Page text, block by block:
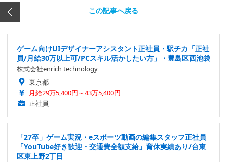
この記事へ戻る
ゲーム向けUIデザイナーアシスタント正社員・駅チカ「正社
員/月給30万以上可/PCスキル活かしたい方」・豊島区西池袋
株式会社enrich technology
東京都
月給29万5,400円～43万5,400円
正社員
「27卒」ゲーム実況・eスポーツ動画の編集スタッフ正社員
「YouTube好き歓迎・交通費全額支給」育休実績あり/台東
区東上野2丁目